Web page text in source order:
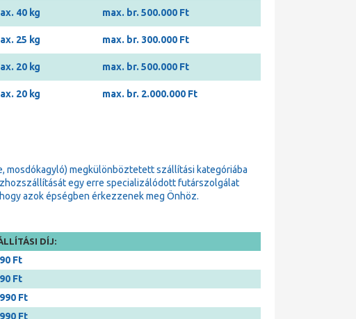
40 kg max. br. 500.000 Ft
25 kg max. br. 300.000 Ft
20 kg max. br. 500.000 Ft
20 kg max. br. 2.000.000 Ft
mosdókagyló) megkülönböztetett szállítási kategóriába
egy erre specializálódott futárszolgálat
azok épségben érkezzenek meg Önhöz.
DÍJ:
Ft
Ft
Ft
Ft